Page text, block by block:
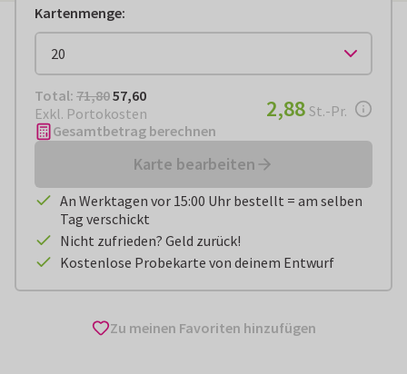
Kartenmenge:
Total: € 57,60
Total: 71,8057,60
Exkl. Portokosten
€ 2,88pro Stück
2,88 St.-Pr.
Gesamtbetrag berechnen
Karte bearbeiten
An Werktagen vor 15:00 Uhr bestellt = am selben
Tag verschickt
Nicht zufrieden? Geld zurück!
Kostenlose Probekarte von deinem Entwurf
Zu meinen Favoriten hinzufügen